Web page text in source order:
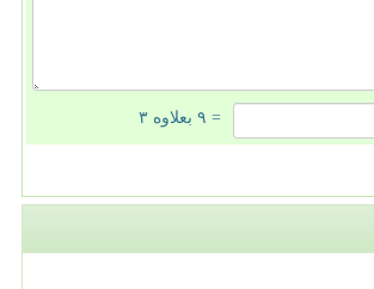
= ۹ بعلاوه ۳